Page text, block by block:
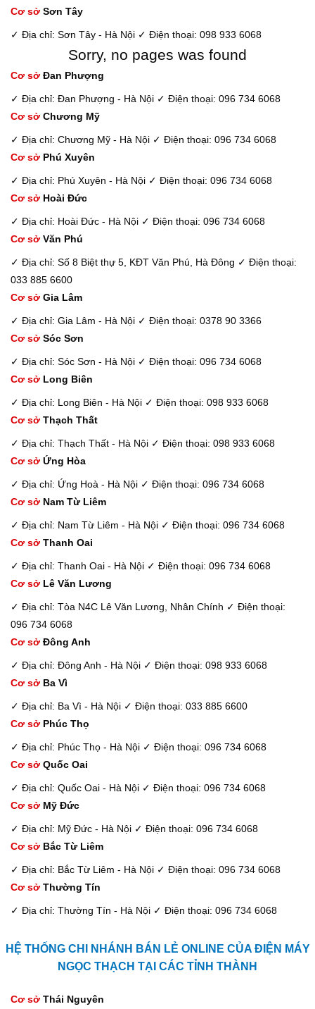
Cơ sở Sơn Tây
✓ Địa chỉ: Sơn Tây - Hà Nội ✓ Điện thoại: 098 933 6068
Sorry, no pages was found
Cơ sở Đan Phượng
✓ Địa chỉ: Đan Phượng - Hà Nội ✓ Điện thoại: 096 734 6068
Cơ sở Chương Mỹ
✓ Địa chỉ: Chương Mỹ - Hà Nội ✓ Điện thoại: 096 734 6068
Cơ sở Phú Xuyên
✓ Địa chỉ: Phú Xuyên - Hà Nội ✓ Điện thoại: 096 734 6068
Cơ sở Hoài Đức
✓ Địa chỉ: Hoài Đức - Hà Nội ✓ Điện thoại: 096 734 6068
Cơ sở Văn Phú
✓ Địa chỉ: Số 8 Biệt thự 5, KĐT Văn Phú, Hà Đông ✓ Điện thoại:
033 885 6600
Cơ sở Gia Lâm
✓ Địa chỉ: Gia Lâm - Hà Nội ✓ Điện thoại: 0378 90 3366
Cơ sở Sóc Sơn
✓ Địa chỉ: Sóc Sơn - Hà Nội ✓ Điện thoại: 096 734 6068
Cơ sở Long Biên
✓ Địa chỉ: Long Biên - Hà Nội ✓ Điện thoại: 098 933 6068
Cơ sở Thạch Thất
✓ Địa chỉ: Thạch Thất - Hà Nội ✓ Điện thoại: 098 933 6068
Cơ sở Ứng Hòa
✓ Địa chỉ: Ứng Hoà - Hà Nội ✓ Điện thoại: 096 734 6068
Cơ sở Nam Từ Liêm
✓ Địa chỉ: Nam Từ Liêm - Hà Nội ✓ Điện thoại: 096 734 6068
Cơ sở Thanh Oai
✓ Địa chỉ: Thanh Oai - Hà Nội ✓ Điện thoại: 096 734 6068
Cơ sở Lê Văn Lương
✓ Địa chỉ: Tòa N4C Lê Văn Lương, Nhân Chính ✓ Điện thoại:
096 734 6068
Cơ sở Đông Anh
✓ Địa chỉ: Đông Anh - Hà Nội ✓ Điện thoại: 098 933 6068
Cơ sở Ba Vì
✓ Địa chỉ: Ba Vì - Hà Nội ✓ Điện thoại: 033 885 6600
Cơ sở Phúc Thọ
✓ Địa chỉ: Phúc Thọ - Hà Nội ✓ Điện thoại: 096 734 6068
Cơ sở Quốc Oai
✓ Địa chỉ: Quốc Oai - Hà Nội ✓ Điện thoại: 096 734 6068
Cơ sở Mỹ Đức
✓ Địa chỉ: Mỹ Đức - Hà Nội ✓ Điện thoại: 096 734 6068
Cơ sở Bắc Từ Liêm
✓ Địa chỉ: Bắc Từ Liêm - Hà Nội ✓ Điện thoại: 096 734 6068
Cơ sở Thường Tín
✓ Địa chỉ: Thường Tín - Hà Nội ✓ Điện thoại: 096 734 6068
HỆ THỐNG CHI NHÁNH BÁN LẺ ONLINE CỦA ĐIỆN MÁY
NGỌC THẠCH TẠI CÁC TỈNH THÀNH
Cơ sở Thái Nguyên